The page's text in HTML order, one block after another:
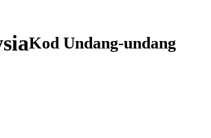
Kod Undang-undang